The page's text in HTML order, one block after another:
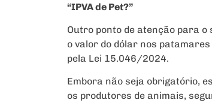
“IPVA de Pet?”
Outro ponto de atenção para o
o valor do dólar nos
pela Lei 15.046/2024.
Embora não seja obrigatório,
os produtores de animais,